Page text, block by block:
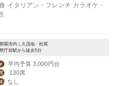
イタリアン・フレンチ カラオケ・
那覇市内｜久茂地・松尾
県庁前駅から徒歩5分
平均予算 3,000円台
130席
なし